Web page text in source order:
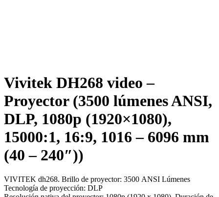
Vivitek DH268 video –
Proyector (3500 lúmenes ANSI,
DLP, 1080p (1920×1080),
15000:1, 16:9, 1016 – 6096 mm
(40 – 240″))
VIVITEK dh268. Brillo de proyector: 3500 ANSI Lúmenes
Tecnología de proyección: DLP